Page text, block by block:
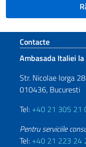
Footer
Contacte
Ambasada Italiei
Str. Nicolae Iorga
010436, Bucuresti
Tel: +40 21 305 21
Pentru serviciile
Tel: +40 21 223 24